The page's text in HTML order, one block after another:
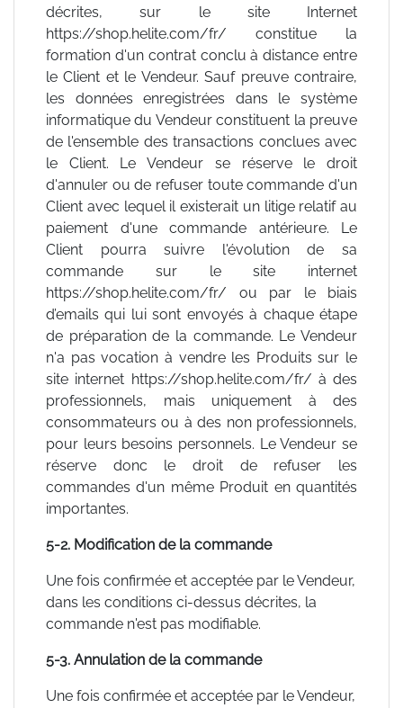
décrites, sur le site Internet
https://shop.helite.com/fr/ constitue la
formation d'un contrat conclu à distance entre
le Client et le Vendeur. Sauf preuve contraire,
les données enregistrées dans le système
informatique du Vendeur constituent la preuve
de l'ensemble des transactions conclues avec
le Client. Le Vendeur se réserve le droit
d'annuler ou de refuser toute commande d'un
Client avec lequel il existerait un litige relatif au
paiement d'une commande antérieure. Le
Client pourra suivre l'évolution de sa
commande sur le site internet
https://shop.helite.com/fr/ ou par le biais
d’emails qui lui sont envoyés à chaque étape
de préparation de la commande. Le Vendeur
n'a pas vocation à vendre les Produits sur le
site internet https://shop.helite.com/fr/ à des
professionnels, mais uniquement à des
consommateurs ou à des non professionnels,
pour leurs besoins personnels. Le Vendeur se
réserve donc le droit de refuser les
commandes d'un même Produit en quantités
importantes.
5-2. Modification de la commande
Une fois confirmée et acceptée par le Vendeur,
dans les conditions ci-dessus décrites, la
commande n'est pas modifiable.
5-3. Annulation de la commande
Une fois confirmée et acceptée par le Vendeur,